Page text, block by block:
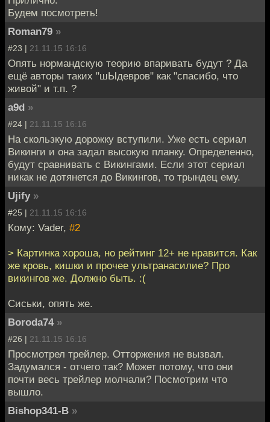
Будем посмотреть!
Roman79 »
#23 | 21.11.15 16:16
Опять нормандскую теорию впаривать будут ? Да
ещё авторы таких "шЫдевров" как "спасибо, что
живой" и т.п. ?
a9d »
#24 | 21.11.15 16:16
На скользкую дорожку вступили. Уже есть сериал
Викинги и она задал высокую планку. Определенно,
будут сравнивать с Викингами. Если этот сериал
никак не дотянется до Викингов, то трындец ему.
Ujify »
#25 | 21.11.15 16:16
Кому: Vader, #2
> Картинка хороша, но рейтинг 12+ не нравится. Как
же кровь, кишки и прочее ультранасилие? Про
викингов же. Должно быть. :(
Сиськи, опять же.
Boroda74 »
#26 | 21.11.15 16:16
Просмотрел трейлер. Отторжения не вызвал.
Задумался - отчего так? Может потому, что они
почти весь трейлер молчали? Посмотрим что
вышло.
Bishop341-B »